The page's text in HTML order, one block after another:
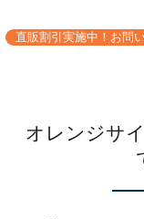
直販割引実施中！お問
オレンジサ